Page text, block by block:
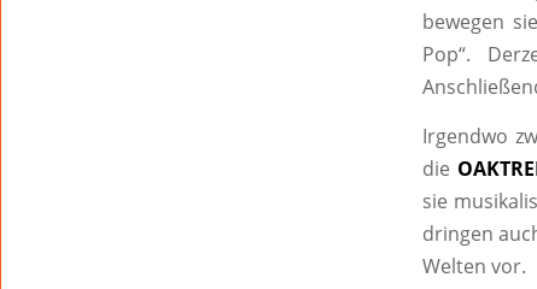
bewegen
Pop“.
Irgendwo
die
sie
dringen
Welten vor.